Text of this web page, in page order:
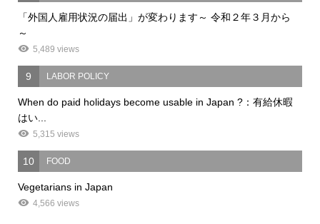
「外国人雇用状況の届出」が変わります～ 令和２年３月から
～
5,489 views
9 LABOR POLICY
When do paid holidays become usable in Japan ?：有給休暇
はい...
5,315 views
10 FOOD
Vegetarians in Japan
4,566 views